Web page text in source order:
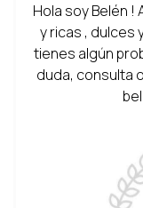
Hola soy Belén
y ricas , dulces
tienes algún
duda, consulta